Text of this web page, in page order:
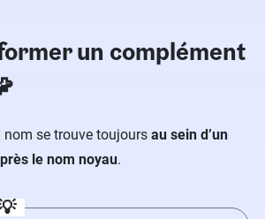
un complément
se trouve toujours au sein d’un
le nom noyau.